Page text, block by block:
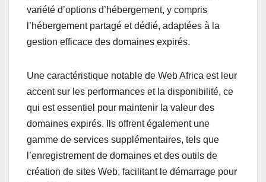
variété d’options d’hébergement, y compris
l’hébergement partagé et dédié, adaptées à la
gestion efficace des domaines expirés.
Une caractéristique notable de Web Africa est leur
accent sur les performances et la disponibilité, ce
qui est essentiel pour maintenir la valeur des
domaines expirés. Ils offrent également une
gamme de services supplémentaires, tels que
l’enregistrement de domaines et des outils de
création de sites Web, facilitant le démarrage pour